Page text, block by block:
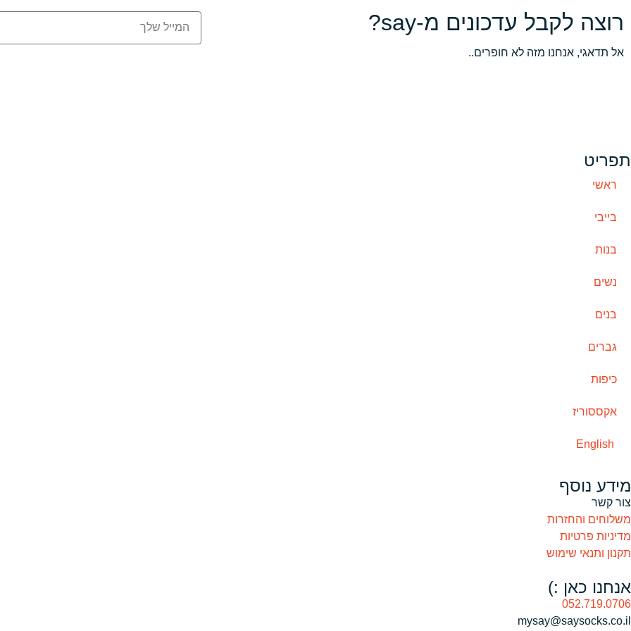
רוצה לקבל עדכונים מ-say?
אל תדאגי, אנחנו מזה לא חופרים..
תפריט
ראשי
בייבי
בנות
נשים
בנים
גברים
כיפות
אקססוריז
English
מידע נוסף
צור קשר
משלוחים והחזרות
מדיניות פרטיות
תקנון ותנאי שימוש
אנחנו כאן :)
052.719.0706
mysay@saysocks.co.il‏